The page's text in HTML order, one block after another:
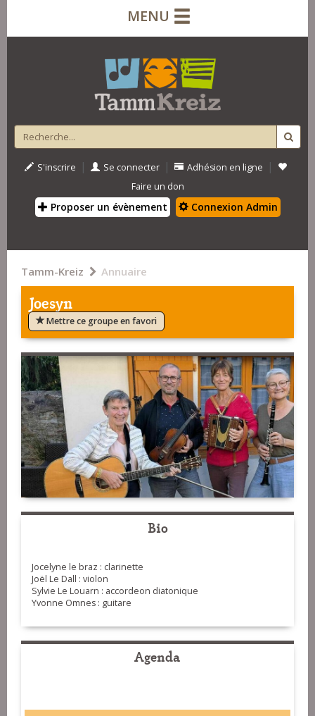
MENU
S'inscrire | Se connecter | Adhésion en ligne |
Faire un don
Proposer un évènement Connexion Admin
Tamm-Kreiz Annuaire
Joesyn
Mettre ce groupe en favori
Bio
Jocelyne le braz : clarinette
Joël Le Dall : violon
Sylvie Le Louarn : accordeon diatonique
Yvonne Omnes : guitare
Agenda